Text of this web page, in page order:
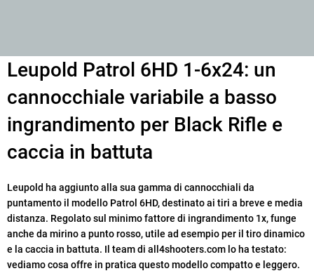
Leupold Patrol 6HD 1-6x24: un
cannocchiale variabile a basso
ingrandimento per Black Rifle e
caccia in battuta
Leupold ha aggiunto alla sua gamma di cannocchiali da
puntamento il modello Patrol 6HD, destinato ai tiri a breve e media
distanza. Regolato sul minimo fattore di ingrandimento 1x, funge
anche da mirino a punto rosso, utile ad esempio per il tiro dinamico
e la caccia in battuta. Il team di all4shooters.com lo ha testato:
vediamo cosa offre in pratica questo modello compatto e leggero.